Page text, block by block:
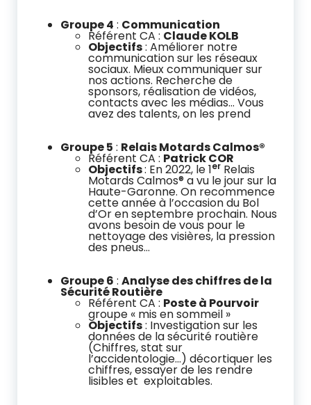
Groupe 4 : Communication
Référent CA : Claude KOLB
Objectifs: Améliorer notre
communication sur les réseaux
sociaux. Mieux communiquer sur
nos actions. Recherche de
sponsors, réalisation de vidéos,
contacts avec les médias… Vous
avez des talents, on les prend
Groupe 5 : Relais Motards Calmos®
Référent CA : Patrick COR
Objectifs: En 2022, le 1er Relais
Motards Calmos® a vu le jour sur la
Haute-Garonne. On recommence
cette année à l’occasion du Bol
d’Or en septembre prochain. Nous
avons besoin de vous pour le
nettoyage des visières, la pression
des pneus…
Groupe 6 : Analyse des chiffres de la
Sécurité Routière
Référent CA : Poste à Pourvoir
groupe « mis en sommeil »
Objectifs: Investigation sur les
données de la sécurité routière
(Chiffres, stat sur
l’accidentologie…) décortiquer les
chiffres, essayer de les rendre
lisibles et exploitables.